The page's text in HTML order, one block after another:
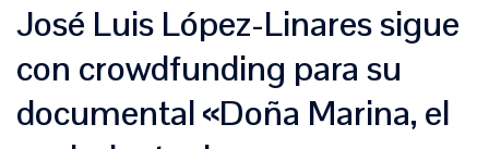
José Luis López-Linares sigue
con crowdfunding para su
documental «Doña Marina, el